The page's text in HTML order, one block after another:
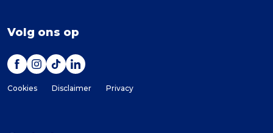
Volg ons op
Cookies Disclaimer Privacy